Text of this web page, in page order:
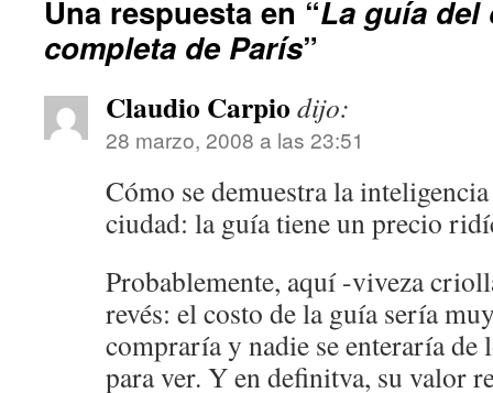
Una respuesta en “La guía del
completa de París”
Claudio Carpio dijo:
28 marzo, 2008 a las 23:51
Cómo se demuestra la
ciudad: la guía tiene un precio
Probablemente, aquí -viveza
revés: el costo de la guía sería
compraría y nadie se enteraría de
para ver. Y en definitva, su valor